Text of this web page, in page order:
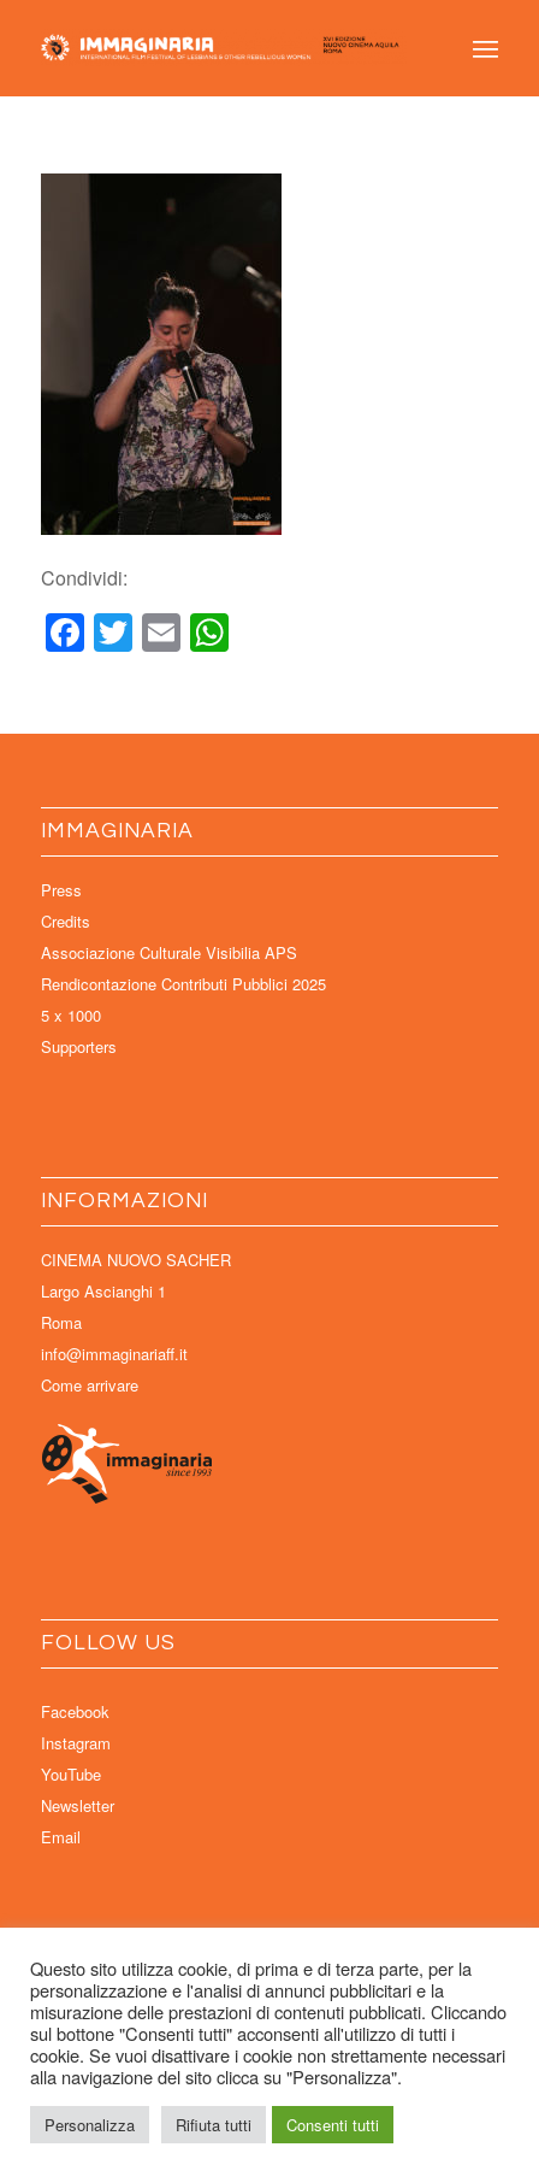
Condividi:
Facebook
Twitter
EmailWhatsApp
IMMAGINARIA
Press
Credits
Associazione Culturale Visibilia APS
Rendicontazione Contributi Pubblici 2025
5 x 1000
Supporters
INFORMAZIONI
CINEMA NUOVO SACHER
Largo Ascianghi 1
Roma
info@immaginariaff.it
Come arrivare
FOLLOW US
Facebook
Instagram
YouTube
Newsletter
Email
© Copyright 2026 Immaginaria International Film Festival - Un progetto di:
Associazione Culturale Visibilia APS – Sede legale: Studio Commercialista
Dott.ssa Michela Sabattini, via D’Azeglio 71, 40123 Bologna –
info@immaginariaff.it- Tutti i diritti riservati -Privacy Policy- Site Design:
Simple
Questo sito utilizza cookie, di prima e di terza parte, per la
personalizzazione e l'analisi di annunci pubblicitari e la
misurazione delle prestazioni di contenuti pubblicati. Cliccando
sul bottone "Consenti tutti" acconsenti all'utilizzo di tutti i
cookie. Se vuoi disattivare i cookie non strettamente necessari
alla navigazione del sito clicca su "Personalizza".
Personalizza Rifiuta tutti Consenti tutti